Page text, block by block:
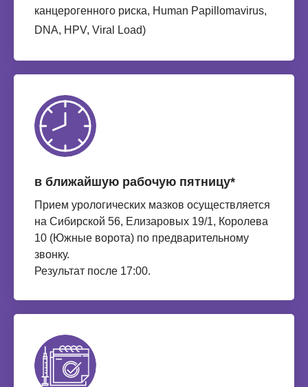
канцерогенного риска, Human Papillomavirus,
DNA, HPV, Viral Load)
в ближайшую рабочую пятницу*
Прием урологических мазков осуществляется
на Сибирской 56, Елизаровых 19/1, Королева
10 (Южные ворота) по предварительному
звонку.
Результат после 17:00.